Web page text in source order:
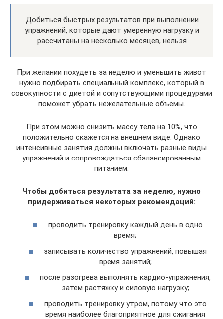
Добиться быстрых результатов при выполнении
упражнений, которые дают умеренную нагрузку и
рассчитаны на несколько месяцев, нельзя
При желании похудеть за неделю и уменьшить живот
нужно подбирать специальный комплекс, который в
совокупности с диетой и сопутствующими процедурами
поможет убрать нежелательные объемы.
При этом можно снизить массу тела на 10%, что
положительно скажется на внешнем виде. Однако
интенсивные занятия должны включать разные виды
упражнений и сопровождаться сбалансированным
питанием.
Чтобы добиться результата за неделю, нужно
придерживаться некоторых рекомендаций:
проводить тренировку каждый день в одно
время;
записывать количество упражнений, повышая
время занятий;
после разогрева выполнять кардио-упражнения,
затем растяжку и силовую нагрузку;
проводить тренировку утром, потому что это
время наиболее благоприятное для сжигания